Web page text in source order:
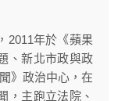
2011年於《蘋果
、新北市政與政
》政治中心，在
，主跑立法院、